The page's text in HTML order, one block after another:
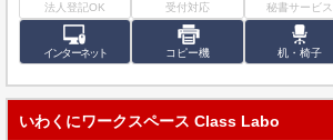
法人登記OK 受付対応 秘書サービス
インターネット コピー機 机・椅子
いわくにワークスペース Class Labo